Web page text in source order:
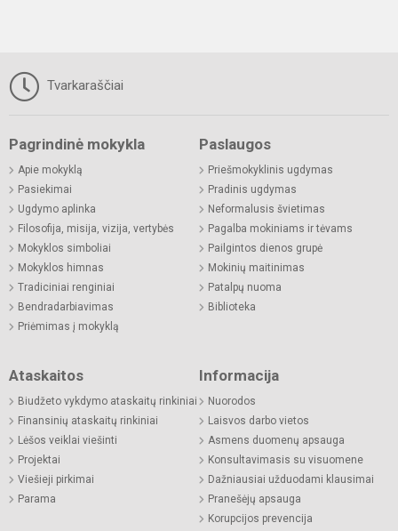
Tvarkaraščiai
Pagrindinė mokykla
Apie mokyklą
Pasiekimai
Ugdymo aplinka
Filosofija, misija, vizija, vertybės
Mokyklos simboliai
Mokyklos himnas
Tradiciniai renginiai
Bendradarbiavimas
Priėmimas į mokyklą
Paslaugos
Priešmokyklinis ugdymas
Pradinis ugdymas
Neformalusis švietimas
Pagalba mokiniams ir tėvams
Pailgintos dienos grupė
Mokinių maitinimas
Patalpų nuoma
Biblioteka
Ataskaitos
Biudžeto vykdymo ataskaitų rinkiniai
Finansinių ataskaitų rinkiniai
Lėšos veiklai viešinti
Projektai
Viešieji pirkimai
Parama
Informacija
Nuorodos
Laisvos darbo vietos
Asmens duomenų apsauga
Konsultavimasis su visuomene
Dažniausiai užduodami klausimai
Pranešėjų apsauga
Korupcijos prevencija